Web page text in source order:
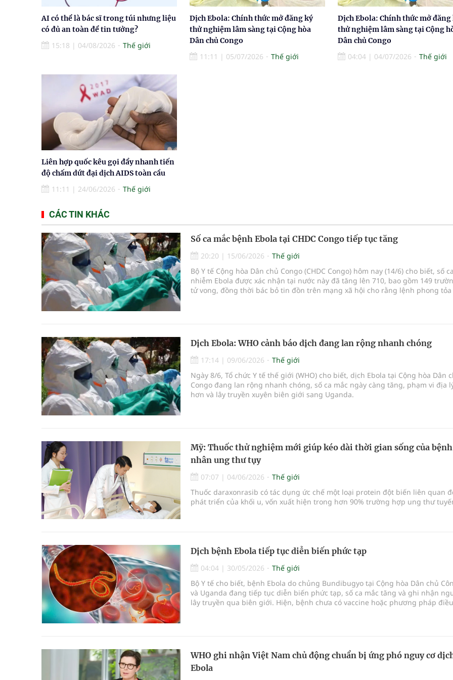
AI có thể là bác sĩ trong túi nhưng liệu
có đủ an toàn để tin tưởng?
15:18 | 04/08/2026 Thế giới
Dịch Ebola: Chính thức mở đăng ký
thử nghiệm lâm sàng tại Cộng hòa
Dân chủ Congo
11:11 | 05/07/2026 Thế giới
Dịch Ebola: Chính thức mở đăng
thử nghiệm lâm sàng tại Cộng
Dân chủ Congo
04:04 | 04/07/2026 Thế giới
Liên hợp quốc kêu gọi đẩy nhanh tiến
độ chấm dứt đại dịch AIDS toàn cầu
11:11 | 24/06/2026 Thế giới
CÁC TIN KHÁC
Số ca mắc bệnh Ebola tại CHDC Congo tiếp tục tăng
20:20 | 15/06/2026
Thế giới
Bộ Y tế Cộng hòa Dân chủ Congo (CHDC Congo) hôm nay (14/6) cho biết, số ca
nhiễm Ebola được xác nhận tại nước này đã tăng lên 710, bao gồm 149
tử vong, đồng thời bác bỏ tin đồn trên mạng xã hội cho rằng lệnh phong
Dịch Ebola: WHO cảnh báo dịch đang lan rộng nhanh chóng
17:14 | 09/06/2026
Thế giới
Ngày 8/6, Tổ chức Y tế thế giới (WHO) cho biết, dịch Ebola tại Cộng hòa Dân
Congo đang lan rộng nhanh chóng, số ca mắc ngày càng tăng, phạm vi địa
hơn và lây truyền xuyên biên giới sang Uganda.
Mỹ: Thuốc thử nghiệm mới giúp kéo dài thời gian sống của bệnh
nhân ung thư tụy
07:07 | 04/06/2026
Thế giới
Thuốc daraxonrasib có tác dụng ức chế một loại protein đột biến liên quan
phát triển của khối u, vốn xuất hiện trong hơn 90% trường hợp ung thư
Dịch bệnh Ebola tiếp tục diễn biến phức tạp
04:04 | 30/05/2026
Thế giới
Bộ Y tế cho biết, bệnh Ebola do chủng Bundibugyo tại Cộng hòa Dân chủ
và Uganda đang tiếp tục diễn biến phức tạp, số ca mắc tăng và ghi nhận
lây truyền qua biên giới. Hiện, bệnh chưa có vaccine hoặc phương pháp
WHO ghi nhận Việt Nam chủ động chuẩn bị ứng phó nguy cơ
Ebola